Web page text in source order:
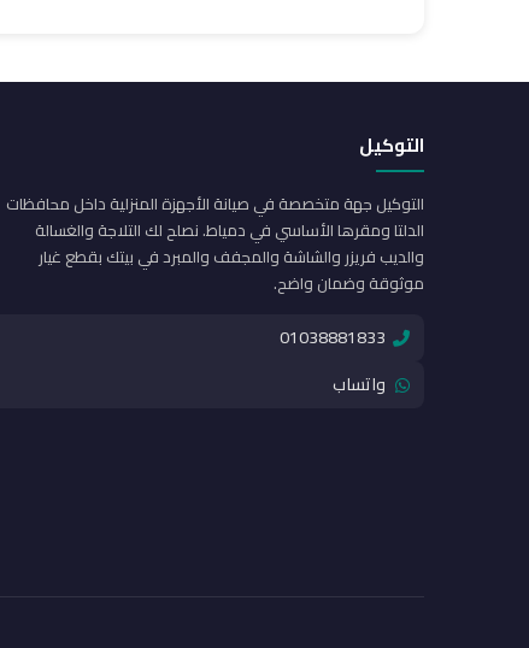
التوكيل
التوكيل جهة متخصصة في صيانة الأجهزة المنزلية داخل محافظات
الدلتا ومقرها الأساسي في دمياط. نصلح لك التلاجة والغسالة
والديب فريزر والشاشة والمجفف والمبرد في بيتك بقطع غيار
موثوقة وضمان واضح.
01038881833
واتساب